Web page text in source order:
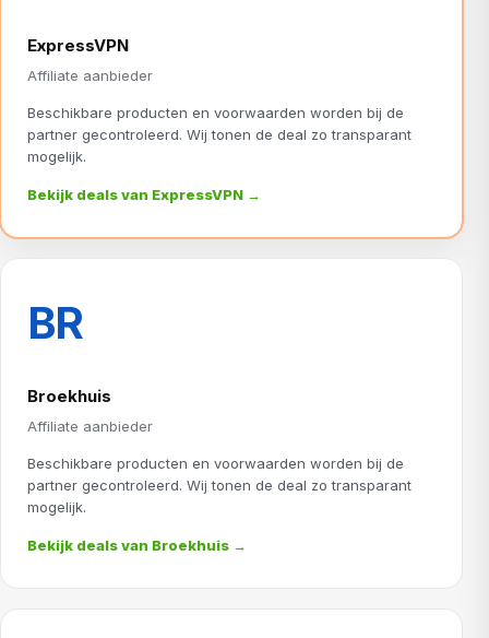
ExpressVPN
Affiliate aanbieder
Beschikbare producten en voorwaarden worden bij de
partner gecontroleerd. Wij tonen de deal zo transparant
mogelijk.
Bekijk deals van ExpressVPN →
BR
Broekhuis
Affiliate aanbieder
Beschikbare producten en voorwaarden worden bij de
partner gecontroleerd. Wij tonen de deal zo transparant
mogelijk.
Bekijk deals van Broekhuis →